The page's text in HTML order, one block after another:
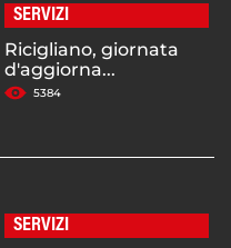
SERVIZI
Ricigliano, giornata
d'aggiorna...
5384
SERVIZI